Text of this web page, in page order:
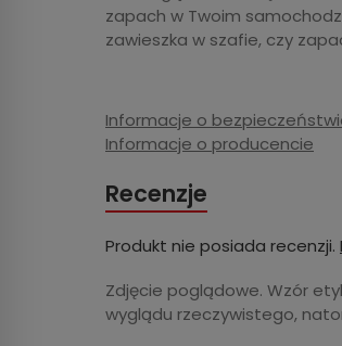
zapach w Twoim
zawieszka w szafie, czy
Informacje o
Informacje o producencie
Recenzje
Produkt nie posiada recenzji.
Zdjęcie poglądowe. Wzór
wyglądu rzeczywistego,